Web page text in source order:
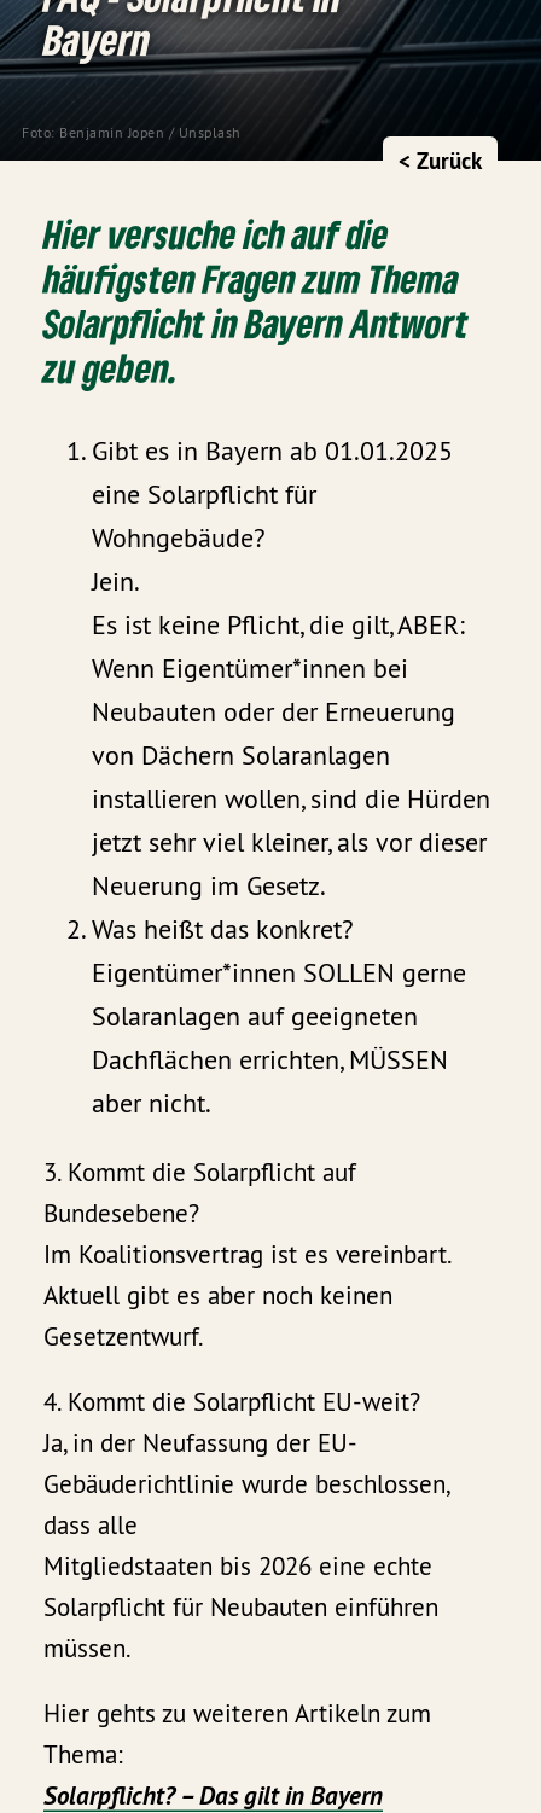
Foto: Benjamin Jopen / Unsplash
Bayern
< Zurück
Hier versuche ich auf die
häufigsten Fragen zum Thema
Solarpflicht in Bayern Antwort
zu geben.
Gibt es in Bayern ab 01.01.2025
eine Solarpflicht für
Wohngebäude?
Jein.
Es ist keine Pflicht, die gilt, ABER:
Wenn Eigentümer*innen bei
Neubauten oder der Erneuerung
von Dächern Solaranlagen
installieren wollen, sind die Hürden
jetzt sehr viel kleiner, als vor dieser
Neuerung im Gesetz.
Was heißt das konkret?
Eigentümer*innen SOLLEN gerne
Solaranlagen auf geeigneten
Dachflächen errichten, MÜSSEN
aber nicht.
3. Kommt die Solarpflicht auf
Bundesebene?
Im Koalitionsvertrag ist es vereinbart.
Aktuell gibt es aber noch keinen
Gesetzentwurf.
4. Kommt die Solarpflicht EU-weit?
Ja, in der Neufassung der EU-
Gebäuderichtlinie wurde beschlossen,
dass alle
Mitgliedstaaten bis 2026 eine echte
Solarpflicht für Neubauten einführen
müssen.
Hier gehts zu weiteren Artikeln zum
Thema:
Solarpflicht? – Das gilt in Bayern